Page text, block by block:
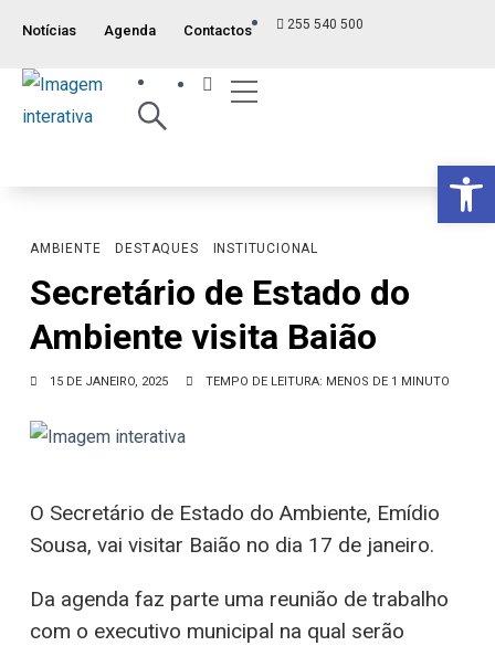
Notícias Agenda Contactos 255 540 500
AMBIENTE DESTAQUES INSTITUCIONAL
Secretário de Estado do
Ambiente visita Baião
15 DE JANEIRO, 2025 TEMPO DE LEITURA: MENOS DE 1 MINUTO
O Secretário de Estado do Ambiente, Emídio
Sousa, vai visitar Baião no dia 17 de janeiro.
Da agenda faz parte uma reunião de trabalho
com o executivo municipal na qual serão